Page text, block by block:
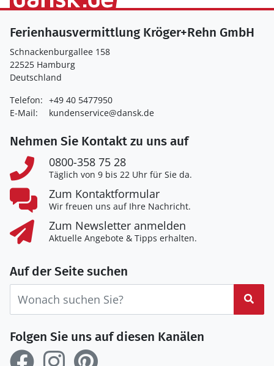
Ferienhausvermittlung Kröger+Rehn GmbH
Schnackenburgallee 158
22525 Hamburg
Deutschland
Telefon: +49 40 5477950
E-Mail:
kundenservice@dansk.de
Nehmen Sie Kontakt zu uns auf
0800-358 75 28
Täglich von 9 bis 22 Uhr für Sie da.
Zum Kontaktformular
Wir freuen uns auf Ihre Nachricht.
Zum Newsletter anmelden
Aktuelle Angebote & Tipps erhalten.
Auf der Seite suchen
Folgen Sie uns auf diesen Kanälen